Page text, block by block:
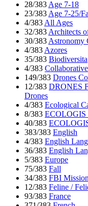
28/383 Age 7-18
23/383 Age 7-25/
4/383 All Ages
32/383 Architects
30/383 Astronomy
4/383 Azores
35/383 Biodiversita
4/383
149/383 Drones
12/383 DRONES
Drones
4/383 Ecological
8/383 ECOLOGIS
40/383
383/383 English
4/383 English
36/383 English
5/383 Europe
75/383 Fall
34/383 FBI
12/383 Feline /
93/383 France